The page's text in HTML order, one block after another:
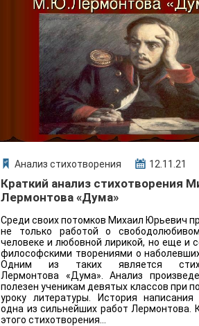
Анализ стихотворения 12.11.21
Краткий анализ стихотворения
Лермонтова «Дума»
Среди своих потомков Михаил Юрьевич
не только работой о
человеке и любовной лирикой, но еще и
философскими творениями о
Одним из таких является
Лермонтова «Дума». Анализ
полезен ученикам девятых классов при
уроку литературы. История
одна из сильнейших работ Лермонтова.
этого стихотворения…